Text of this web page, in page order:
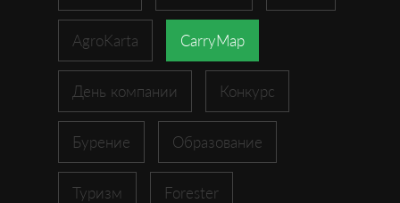
AgroKarta CarryMap
День компании Конкурс
Бурение Образование
Туризм Forester